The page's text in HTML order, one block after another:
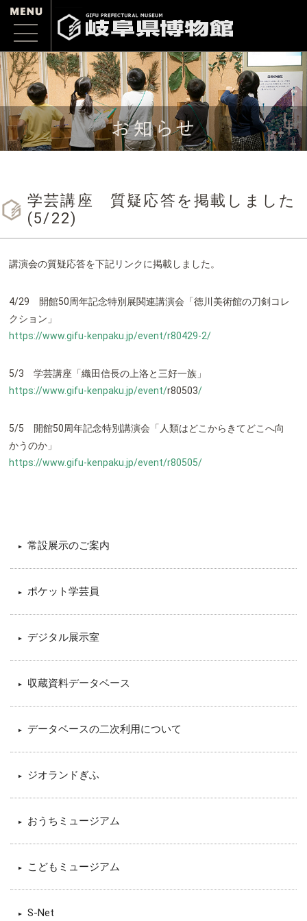
学芸講座 質疑応答を掲載しました
(5/22)
講演会の質疑応答を下記リンクに掲載しました。
4/29 開館50周年記念特別展関連講演会「徳川美術館の刀剣コレ
クション」
https://www.gifu-kenpaku.jp/event/r80429-2/
5/3 学芸講座「織田信長の上洛と三好一族」
https://www.gifu-kenpaku.jp/event/r80503/
5/5 開館50周年記念特別講演会「人類はどこからきてどこへ向
かうのか」
https://www.gifu-kenpaku.jp/event/r80505/
常設展示のご案内
ポケット学芸員
デジタル展示室
収蔵資料データベース
データベースの二次利用について
ジオランドぎふ
おうちミュージアム
こどもミュージアム
S-Net